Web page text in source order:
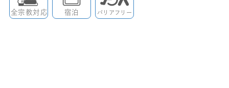
全宗教対応 宿泊 バリアフリー